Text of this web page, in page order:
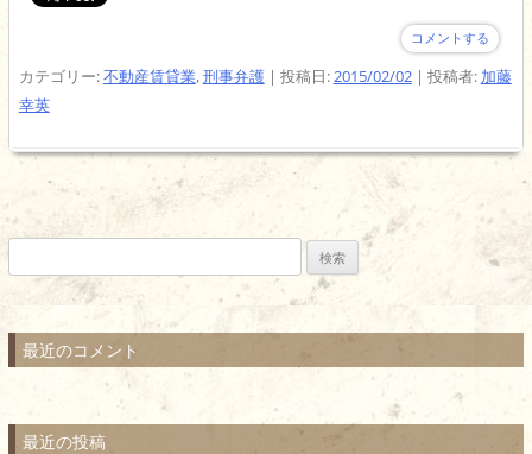
コメントする
カテゴリー:不動産賃貸業,刑事弁護| 投稿日:2015/02/02| 投稿者: 加藤
幸英
索:
最近のコメント
最近の投稿